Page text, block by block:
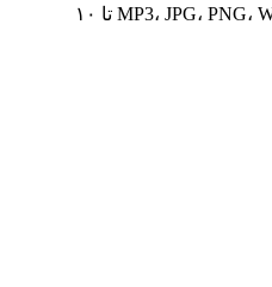
فرمت‌های MP3، JPG، PNG، WEBP، MP4، MKV تا ۱۰